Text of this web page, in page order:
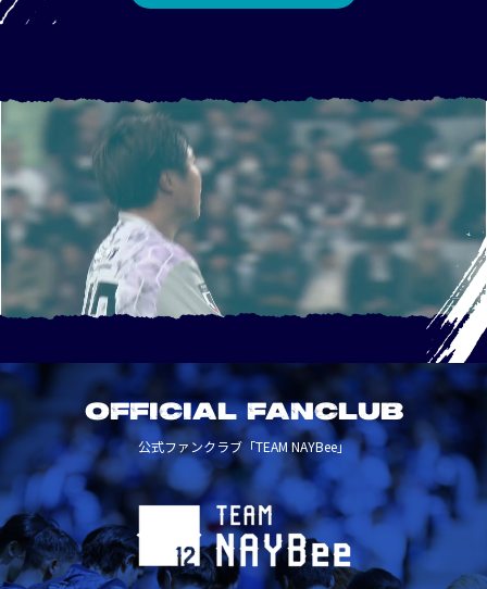
OFFICIAL FANCLUB
公式ファンクラブ「TEAM NAYBee」